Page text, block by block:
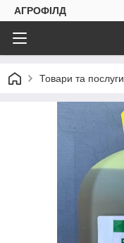
АГРОФІЛД
Товари та послуги